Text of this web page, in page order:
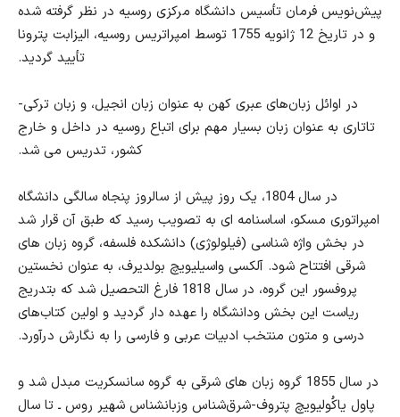
پیش‌نویس فرمان تأسیس دانشگاه مرکزی روسیه در نظر گرفته شده
و در تاریخ 12 ژانویه 1755 توسط امپراتریس روسیه، الیزابت پترونا
تأیید گردید.
در اوائل زبانهای عبری کهن به عنوان زبان انجیل، و زبان ترکی-
تاتاری به عنوان زبان بسیار مهم برای اتباع روسیه در داخل و خارج
کشور، تدریس می شد.
در سال 1804، یک روز پیش از سالروز پنجاه سالگی دانشگاه
امپراتوری مسکو، اساسنامه ای به تصویب رسید که طبق آن قرار شد
در بخش واژه شناسی (فیلولوژی) دانشکده فلسفه، گروه زبان های
شرقی افتتاح شود. آلکسی واسیلیویچ بولدیرف، به عنوان نخستین
پروفسور این گروه، در سال 1818 فارغ التحصیل شد که بتدریج
ریاست این بخش ودانشگاه را عهده دار گردید و اولین کتاب‌های
درسی و متون منتخب ادبیات عربی و فارسی را به نگارش درآورد.
در سال 1855 گروه زبان های شرقی به گروه سانسکریت مبدل شد و
پاول یاکُولیویچ پتروف-شرق‌شناس وزبانشناس شهیر روس ـ تا سال